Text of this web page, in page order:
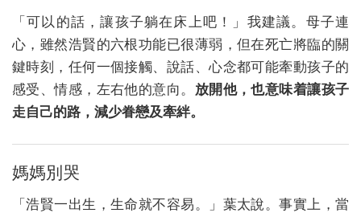
「可以的話，讓孩子躺在床上吧！」我建議。母子連
心，雖然浩賢的六根功能已很薄弱，但在死亡將臨的關
鍵時刻，任何一個接觸、說話、心念都可能牽動孩子的
感受、情感，左右他的意向。 放開他，也意味着讓孩子
走自己的路，減少眷戀及牽絆。
媽媽別哭
「浩賢一出生，生命就不容易。」葉太說。事實上，當